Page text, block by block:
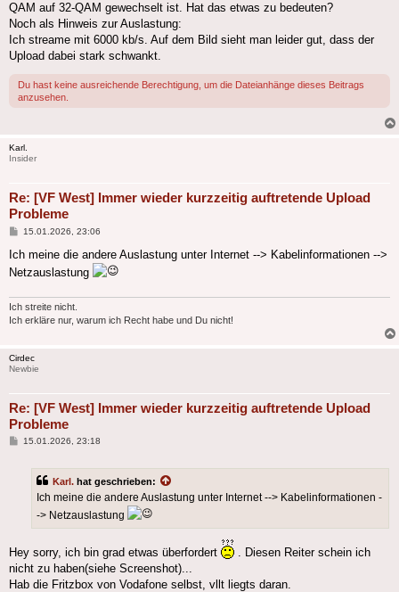
QAM auf 32-QAM gewechselt ist. Hat das etwas zu bedeuten?
Noch als Hinweis zur Auslastung:
Ich streame mit 6000 kb/s. Auf dem Bild sieht man leider gut, dass der
Upload dabei stark schwankt.
Du hast keine ausreichende Berechtigung, um die Dateianhänge dieses Beitrags
anzusehen.
Karl.
Insider
Re: [VF West] Immer wieder kurzzeitig auftretende Upload
Probleme
Beitrag
15.01.2026, 23:06
Ich meine die andere Auslastung unter Internet --> Kabelinformationen -->
Netzauslastung
Ich streite nicht.
Ich erkläre nur, warum ich Recht habe und Du nicht!
Cirdec
Newbie
Re: [VF West] Immer wieder kurzzeitig auftretende Upload
Probleme
Beitrag
15.01.2026, 23:18
Karl. hat geschrieben:
Ich meine die andere Auslastung unter Internet --> Kabelinformationen -
-> Netzauslastung
Hey sorry, ich bin grad etwas überfordert
. Diesen Reiter schein ich
nicht zu haben(siehe Screenshot)...
Hab die Fritzbox von Vodafone selbst, vllt liegts daran.